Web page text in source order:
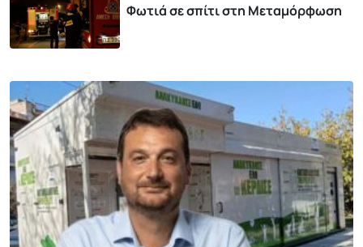
Φωτιά σε σπίτι στη Μεταμόρφωση